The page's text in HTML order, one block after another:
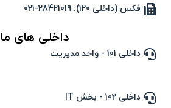
فکس (داخلی 120): 28421019-021
داخلی های ما
داخلی 101 - واحد مدیریت
داخلی 102 - بخش IT